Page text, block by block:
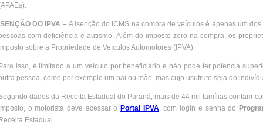
DO IPVA –A isenção do ICMS na compra de veículos é apenas um
com deficiência e autismo. Além do imposto zero na compra, os
sobre a Propriedade de Veículos Automotores (IPVA).
isso, é limitado a um veículo por beneficiário e não pode ter potência
pessoa, como por exemplo um pai ou mãe, mas cujo usufruto seja do
dados da Receita Estadual do Paraná, mais de 44 mil famílias contam
o motorista deve acessar o Portal IPVA, com login e senha do
Estadual.